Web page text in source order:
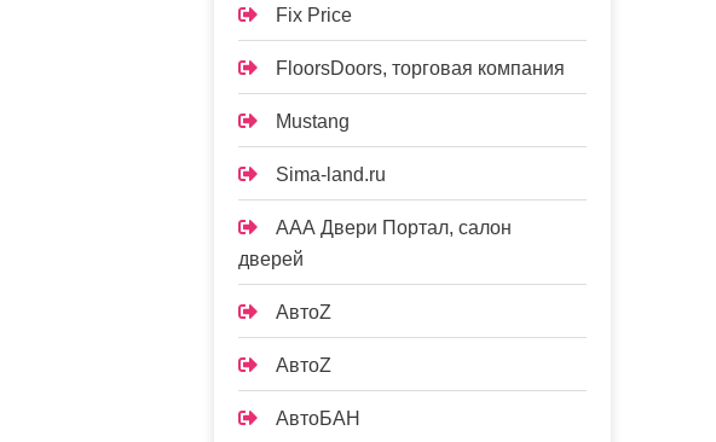
Fix Price
FloorsDoors, торговая компания
Mustang
Sima-land.ru
ААА Двери Портал, салон
дверей
АвтоZ
АвтоZ
АвтоБАН